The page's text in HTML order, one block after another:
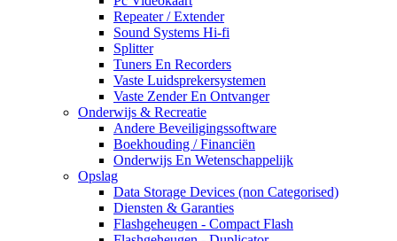
Repeater / Extender
Sound Systems Hi-fi
Splitter
Tuners En Recorders
Vaste Luidsprekersystemen
Vaste Zender En Ontvanger
Onderwijs & Recreatie
Andere Beveiligingssoftware
Boekhouding / Financiën
Onderwijs En Wetenschappelijk
Opslag
Data Storage Devices (non Categorised)
Diensten & Garanties
Flashgeheugen - Compact Flash